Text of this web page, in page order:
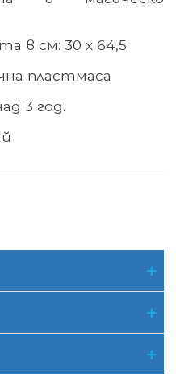
в см: 30 х 64,5
пластмаса
3 год.